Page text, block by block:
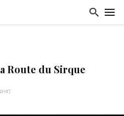
Route du Sirque